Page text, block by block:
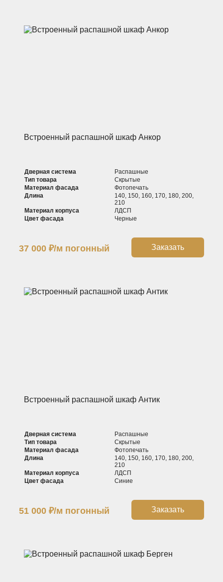
Встроенный распашной шкаф Анкор
Дверная система
Распашные
Тип товара
Скрытые
Материал фасада
Фотопечать
Длина
140, 150, 160, 170, 180, 200,
210
Материал корпуса
ЛДСП
Цвет фасада
Черные
37 000₽/м погонный Заказать
Встроенный распашной шкаф Антик
Дверная система
Распашные
Тип товара
Скрытые
Материал фасада
Фотопечать
Длина
140, 150, 160, 170, 180, 200,
210
Материал корпуса
ЛДСП
Цвет фасада
Синие
51 000₽/м погонный Заказать